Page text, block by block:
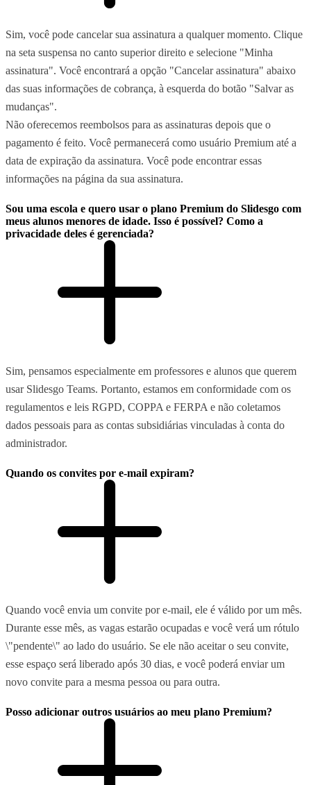
Sim, você pode cancelar sua assinatura a qualquer momento. Clique
na seta suspensa no canto superior direito e selecione "Minha
assinatura". Você encontrará a opção "Cancelar assinatura" abaixo
das suas informações de cobrança, à esquerda do botão "Salvar as
mudanças".
Não oferecemos reembolsos para as assinaturas depois que o
pagamento é feito. Você permanecerá como usuário Premium até a
data de expiração da assinatura. Você pode encontrar essas
informações na página da sua assinatura.
Sou uma escola e quero usar o plano Premium do Slidesgo com
meus alunos menores de idade. Isso é possível? Como a
privacidade deles é gerenciada?
Sim, pensamos especialmente em professores e alunos que querem
usar Slidesgo Teams. Portanto, estamos em conformidade com os
regulamentos e leis RGPD, COPPA e FERPA e não coletamos
dados pessoais para as contas subsidiárias vinculadas à conta do
administrador.
Quando os convites por e-mail expiram?
Quando você envia um convite por e-mail, ele é válido por um mês.
Durante esse mês, as vagas estarão ocupadas e você verá um rótulo
\"pendente\" ao lado do usuário. Se ele não aceitar o seu convite,
esse espaço será liberado após 30 dias, e você poderá enviar um
novo convite para a mesma pessoa ou para outra.
Posso adicionar outros usuários ao meu plano Premium?